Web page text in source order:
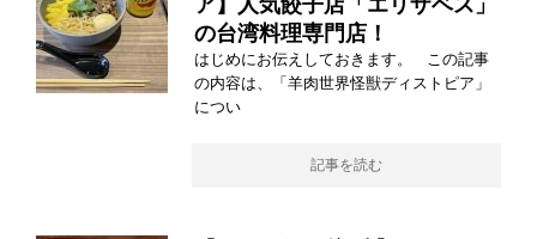
ア】人気餃子店「エリザベス」
の台湾料理専門店！
はじめにお伝えしておきます。 この記事
の内容は、「羊肉世界怪獣ディストピア」
につい
記事を読む